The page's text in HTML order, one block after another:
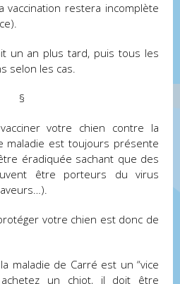
vaccination restera incomplète
un an plus tard, puis tous les
selon les cas.
§
votre chien contre la
maladie est toujours présente
éradiquée sachant que des
être porteurs du virus
votre chien est donc de
maladie de Carré est un “vice
un chiot, il doit être